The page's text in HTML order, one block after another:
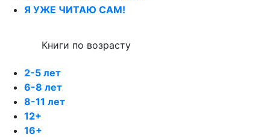
Я УЖЕ ЧИТАЮ САМ!
Книги по возрасту
2-5 лет
6-8 лет
8-11 лет
12+
16+